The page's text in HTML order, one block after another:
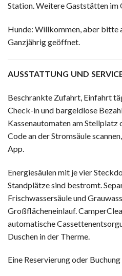
Station. Weitere Gaststätten im
Hunde: Willkommen, aber bitte
Ganzjährig geöffnet.
AUSSTATTUNG UND
Beschrankte Zufahrt, Einfahrt
Check-in und bargeldlose
Kassenautomaten am Stellplatz
Code an der Stromsäule
App.
Energiesäulen mit je vier
Standplätze sind bestromt.
Frischwassersäule und
Großflächeneinlauf.
automatische
Duschen in der Therme.
Eine Reservierung oder